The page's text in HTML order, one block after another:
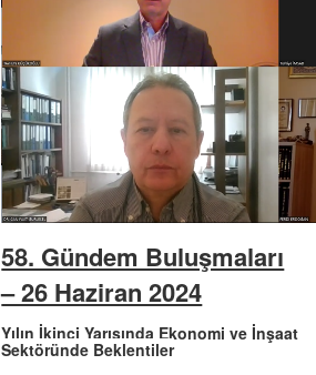
58. Gündem Buluşmaları
– 26 Haziran 2024
Yılın İkinci Yarısında Ekonomi ve İnşaat
Sektöründe Beklentiler